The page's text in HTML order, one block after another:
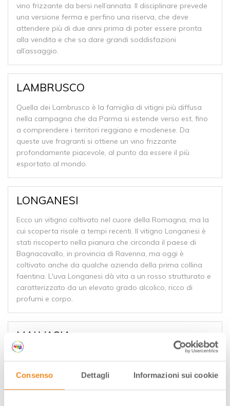
Consenso Dettagli Informazioni sui cookie
vino frizzante da bersi nell’annata. Il disciplinare prevede
una versione ferma e perfino una riserva, che deve
attendere più di due anni prima di poter essere pronta
alla vendita e che sa dare grandi soddisfazioni
all’assaggio.
LAMBRUSCO
Quella dei Lambrusco è la famiglia di vitigni più diffusa
nella campagna che da Parma si estende verso est, fino
a comprendere i territori reggiano e modenese. Da
queste uve fragranti si ottiene un vino frizzante
profondamente piacevole, al punto da essere il più
esportato al mondo.
LONGANESI
Ecco un vitigno coltivato nel cuore della Romagna, ma la
cui scoperta risale a tempi recenti. Il vitigno Longanesi è
stati riscoperto nella pianura che circonda il paese di
Bagnacavallo, in provincia di Ravenna, ma oggi è
coltivato anche da qualche azienda della prima collina
faentina. L'uva Longanesi dà vita a un rosso strutturato e
caratterizzato da un elevato grado alcolico, ricco di
profumi e corpo.
MALVASIA
Dolce o secco, frizzante o fermo: il Malvasia ha un
alcuni fra i prodotti più tipici dell'Emilia Romagna.
Benché per tradizione sia conosciuto come vino frizzante,